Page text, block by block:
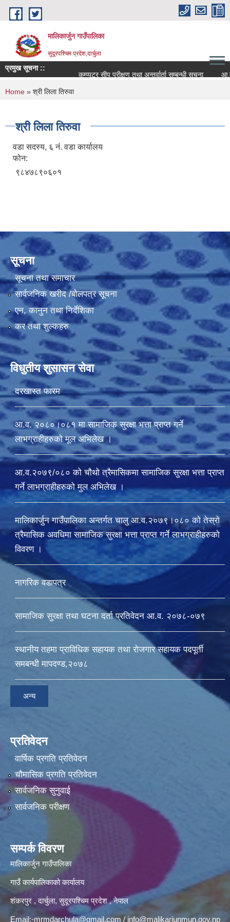
Skip to main content
मालिकार्जुन गाउँपालिका
सुदूरपश्चिम प्रदेश,दार्चुला
प्रमुख सूचना ::
कम्प्युटर सीप परीक्षण तथा अन्तर्वार्ता सम्बन्धी सूचना
आ.व.
You are here
Home » श्री लिला तिरुवा
श्री लिला तिरुवा
वडा सदस्य, ६ नं. वडा कार्यालय
फोन:
९८४७८९०६०१
सूचना
सूचना तथा समाचार
सार्वजनिक खरीद /बोलपत्र सूचना
एन, कानुन तथा निर्देशिका
कर तथा शुल्कहरु
विधुतीय शुसासन सेवा
दरखास्त फारम
आ.व. २०८०।०८१ मा सामाजिक सुरक्षा भत्ता प्राप्त गर्ने
लाभग्राहीहरुको मूल अभिलेख ।
आ.व.२०७९/०८० को चौथो त्रैमासिकमा सामाजिक सुरक्षा भत्ता प्राप्त
गर्ने लाभग्राहीहरुको मुल अभिलेख ।
मालिकार्जुन गाउँपालिका अन्तर्गत चालु आ‍.व.२०७९।०८० को तेस्रो
त्रैमासिक अवधिमा सामाजिक सुरक्षा भत्ता प्राप्त गर्ने लाभग्राहीहरुको
विवरण ।
नागरिक वडापत्र
सामाजिक सुरक्षा तथा घटना दर्ता प्रतिवेदन आ.व. २०७८-०७९
स्थानीय तहमा प्राविधिक सहायक तथा रोजगार सहायक पदपूर्ती
समबन्धी मापदण्ड,२०७८
अन्य
प्रतिवेदन
वार्षिक प्रगति प्रतिवेदन
चौमासिक प्रगति प्रतिवेदन
सार्वजनिक सुनुवाई
सार्वजनिक परीक्षण
सम्पर्क विवरण
मालिकार्जुन गाउँपालिका
गाउँ कार्यपालिकाको कार्यालय
शंकरपुर , दार्चुला, सुदूरपश्चिम प्रदेश , नेपाल
Email:-mrmdarchula@gmail.com /info@malikarjunmun.gov.np